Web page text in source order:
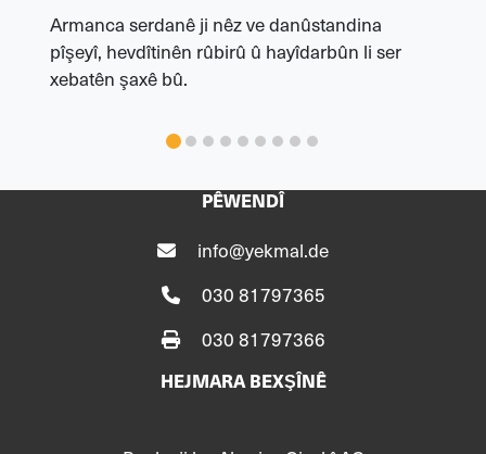
Armanca serdanê ji nêz ve danûstandina
pîşeyî, hevdîtinên rûbirû û hayîdarbûn li ser
xebatên şaxê bû.
PÊWENDÎ
info@yekmal.de
030 81797365
030 81797366
HEJMARA BEXŞÎNÊ